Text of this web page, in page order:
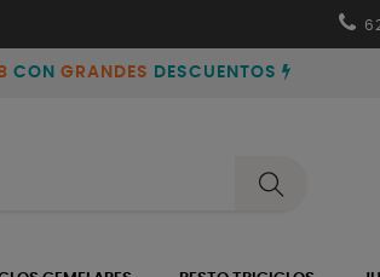
CON GRANDES DESCUENTOS